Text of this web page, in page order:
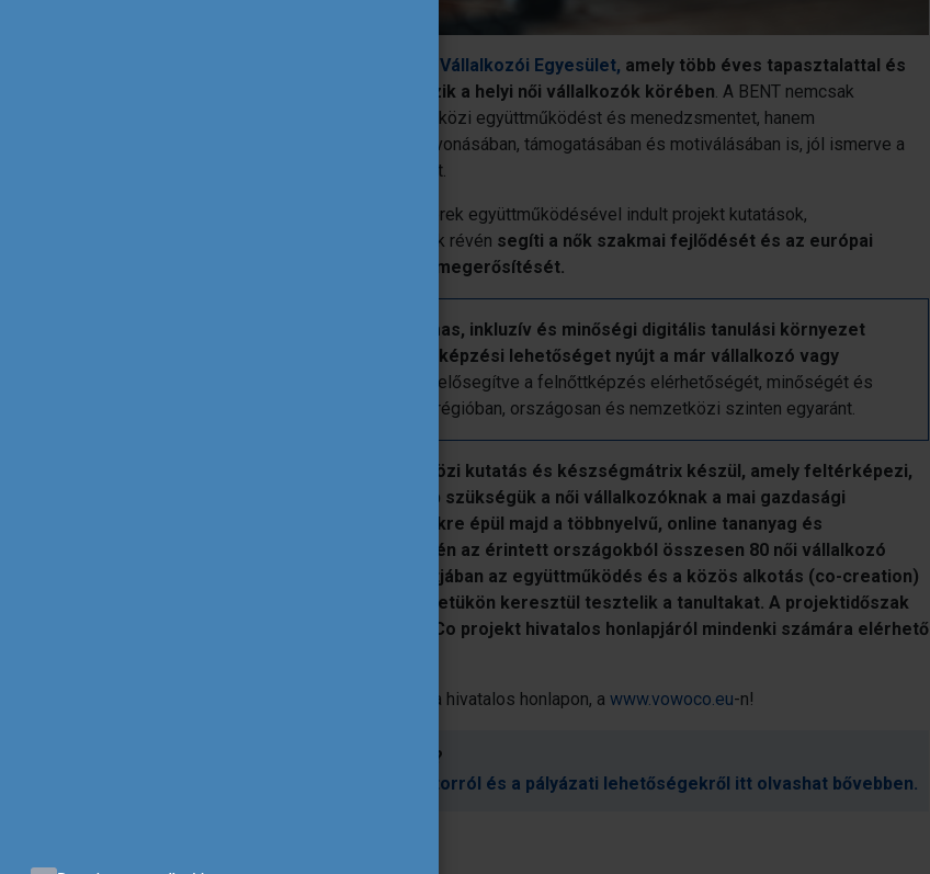
BENT Balatoni Női Vállalkozói Egyesület, amely több éves tapasztalattal és
kiterjedt kapcsolati hálóval rendelkezik a helyi női vállalkozók körében. A BENT nemcsak
projektkoordinátorként irányítja a nemzetközi együttműködést és menedzsmentet, hanem
kulcsszerepet vállal a vállalkozó nők bevonásában, támogatásában és motiválásában is, jól ismerve a
közösség igényeit, kapcsolódási pontjait.
A magyar, portugál, olasz és török partnerek együttműködésével indult projekt kutatások,
mentorprogramok és digitális tananyagok révén segíti a nők szakmai fejlődését és az európai
vállalkozói közösségek hálózatának megerősítését.
A fejlesztés célja egy olyan rugalmas, inkluzív és minőségi digitális tanulási környezet
valós képzési, átképzési lehetőséget nyújt a már vállalkozó vagy
, elősegítve a felnőttképzés elérhetőségét, minőségét és
szélesebb körű, gyakorlati hasznát a régióban, országosan és nemzetközi szinten egyaránt.
A projekt első szakaszában nemzetközi kutatás és készségmátrix készül, amely feltérképezi,
milyen kompetenciákra van leginkább szükségük a női vállalkozóknak a mai gazdasági
környezetben. Ezekre az eredményekre épül majd a többnyelvű, online tananyag és
mentorprogram, amelynek tesztelésén az érintett országokból összesen 80 női vállalkozó
vehet részt. A mentorálás középpontjában az együttműködés és a közös alkotás (co-creation)
áll, a résztvevők pedig saját üzleti ötletükön keresztül tesztelik a tanultakat. A projektidőszak
végén az elkészült tananyag a VoWoCo projekt hivatalos honlapjáról mindenki számára elérhető
Kövessék a VoWoCo projekt alakulását a hivatalos honlapon, a www.vowoco.eu-n!
Ön is kedvet kapott a pályázáshoz?
Az Erasmus+ felnőtt tanulási szektorról és a pályázati lehetőségekről itt olvashat bővebben.